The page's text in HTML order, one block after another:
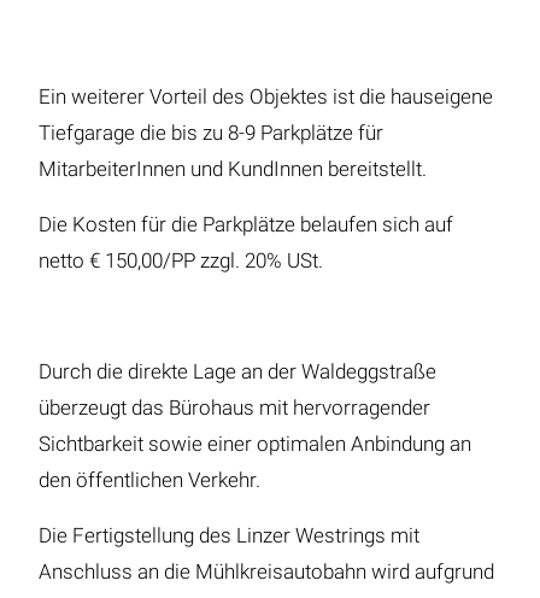
Ein weiterer Vorteil des Objektes ist die hauseigene
Tiefgarage die bis zu 8-9 Parkplätze für
MitarbeiterInnen und KundInnen bereitstellt.
Die Kosten für die Parkplätze belaufen sich auf
netto € 150,00/PP zzgl. 20% USt.
Durch die direkte Lage an der Waldeggstraße
überzeugt das Bürohaus mit hervorragender
Sichtbarkeit sowie einer optimalen Anbindung an
den öffentlichen Verkehr.
Die Fertigstellung des Linzer Westrings mit
Anschluss an die Mühlkreisautobahn wird aufgrund